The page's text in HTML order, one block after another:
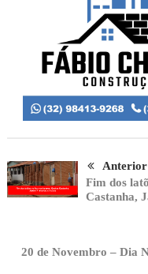
Anterior
Fim dos
Castanha,
20 de Novembro – Dia